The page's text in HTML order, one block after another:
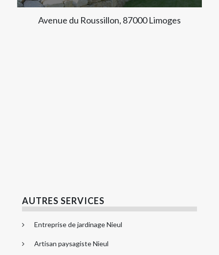
Avenue du Roussillon, 87000 Limoges
AUTRES SERVICES
Entreprise de jardinage Nieul
Artisan paysagiste Nieul